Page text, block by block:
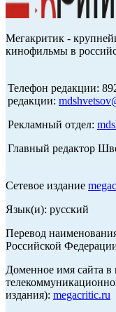
Мегакритик -
кинофильмы в
Телефон редакции:
редакции:
Рекламный отдел:
Главный редактор
Сетевое издание
Язык(и): русский
Перевод
Российской
Доменное имя сайта
издания): megacritic.ru